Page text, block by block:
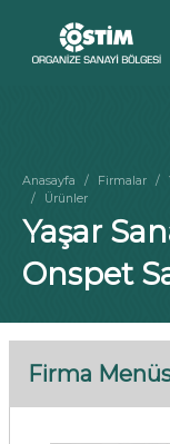
Anasayfa Firmalar
Ürünler
Yaşar
Onspet
Firma